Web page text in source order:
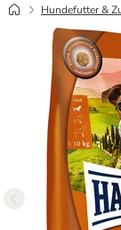
Hundefutter &